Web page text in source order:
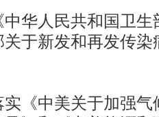
人民共和国卫生
于新发和再发传
中美关于加强气